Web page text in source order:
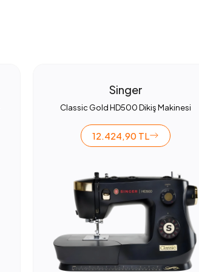
Singer
Classic Gold HD500 Dikiş Makinesi
12.424,90 TL